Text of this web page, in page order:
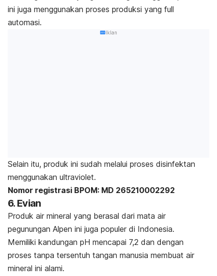
ini juga menggunakan proses produksi yang full
automasi.
Iklan
Selain itu, produk ini sudah melalui proses disinfektan
menggunakan ultraviolet.
Nomor registrasi BPOM: MD 265210002292
6. Evian
Produk air mineral yang berasal dari mata air
pegunungan Alpen ini juga populer di Indonesia.
Memiliki kandungan pH mencapai 7,2 dan dengan
proses tanpa tersentuh tangan manusia membuat air
mineral ini alami.